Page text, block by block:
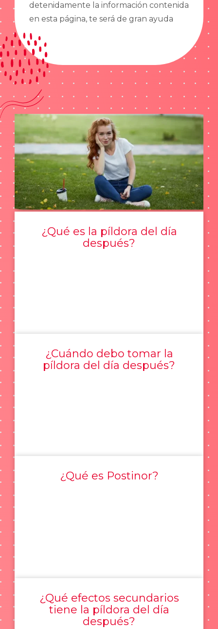
detenidamente la información contenida
en esta página, te será de gran ayuda
¿Qué es la píldora del día
después?
¿Cuándo debo tomar la
píldora del día después?
¿Qué es Postinor?
¿Qué efectos secundarios
tiene la píldora del día
después?